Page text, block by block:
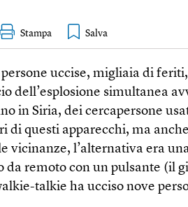
Stampa
uccise, migliaia di
dell’esplosione simultanea
in Siria, dei cercapersone
di questi apparecchi, ma
vicinanze, l’alternativa era
da remoto con un pulsante (il
talkie ha ucciso nove